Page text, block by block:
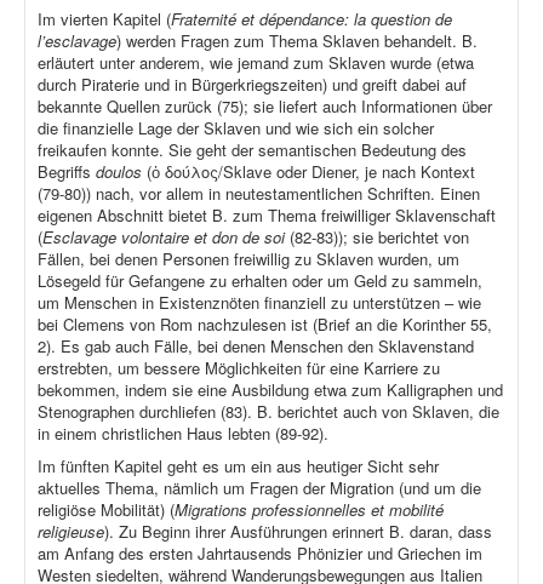
Im vierten Kapitel (Fraternité et dépendance: la question de
l’esclavage) werden Fragen zum Thema Sklaven behandelt. B.
erläutert unter anderem, wie jemand zum Sklaven wurde (etwa
durch Piraterie und in Bürgerkriegszeiten) und greift dabei auf
bekannte Quellen zurück (75); sie liefert auch Informationen über
die finanzielle Lage der Sklaven und wie sich ein solcher
freikaufen konnte. Sie geht der semantischen Bedeutung des
Begriffs doulos (ὁ δούλος/Sklave oder Diener, je nach Kontext
(79-80)) nach, vor allem in neutestamentlichen Schriften. Einen
eigenen Abschnitt bietet B. zum Thema freiwilliger Sklavenschaft
(Esclavage volontaire et don de soi(82-83)); sie berichtet von
Fällen, bei denen Personen freiwillig zu Sklaven wurden, um
Lösegeld für Gefangene zu erhalten oder um Geld zu sammeln,
um Menschen in Existenznöten finanziell zu unterstützen – wie
bei Clemens von Rom nachzulesen ist (Brief an die Korinther 55,
2). Es gab auch Fälle, bei denen Menschen den Sklavenstand
erstrebten, um bessere Möglichkeiten für eine Karriere zu
bekommen, indem sie eine Ausbildung etwa zum Kalligraphen und
Stenographen durchliefen (83). B. berichtet auch von Sklaven, die
in einem christlichen Haus lebten (89-92).
Im fünften Kapitel geht es um ein aus heutiger Sicht sehr
aktuelles Thema, nämlich um Fragen der Migration (und um die
religiöse Mobilität) (Migrations professionnelles et mobilité
religieuse). Zu Beginn ihrer Ausführungen erinnert B. daran, dass
am Anfang des ersten Jahrtausends Phönizier und Griechen im
Westen siedelten, während Wanderungsbewegungen aus Italien